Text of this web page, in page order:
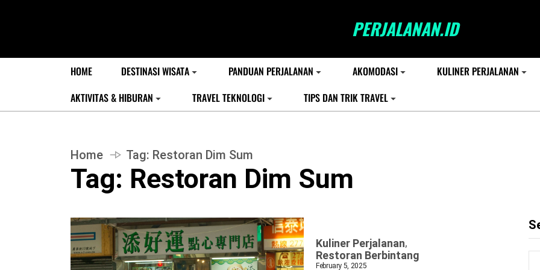
PERJALANAN.ID
HOME DESTINASI WISATA PANDUAN PERJALANAN AKOMODASI
KULINER PERJALANAN
AKTIVITAS & HIBURAN
TRAVEL TEKNOLOGI TIPS DAN TRIK TRAVEL
Home Tag: Restoran Dim Sum
Tag: Restoran Dim Sum
Kuliner Perjalanan
Restoran Berbintang
February 5, 2025